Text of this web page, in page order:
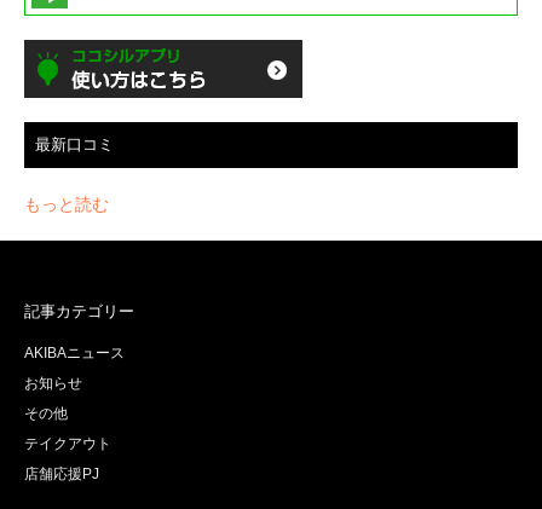
最新口コミ
もっと読む
記事カテゴリー
AKIBAニュース
お知らせ
その他
テイクアウト
店舗応援PJ